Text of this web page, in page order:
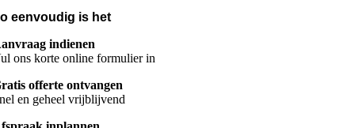
eenvoudig is het
indienen
ons korte online formulier in
offerte ontvangen
en geheel vrijblijvend